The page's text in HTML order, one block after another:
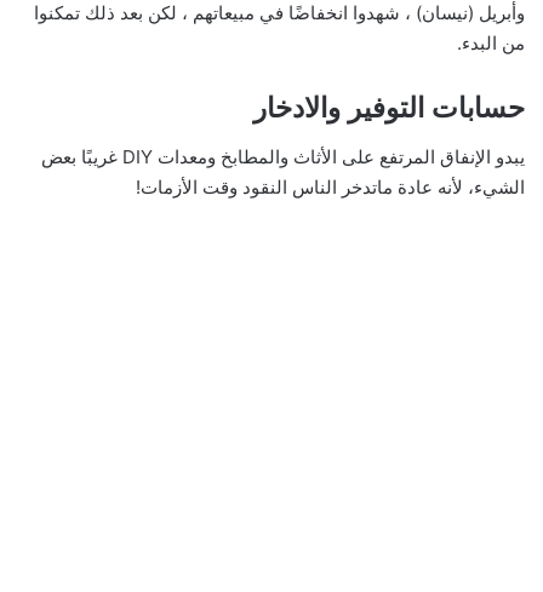
وأبريل (نيسان) ، شهدوا انخفاضًا في مبيعاتهم ، لكن بعد ذلك تمكنوا
من البدء.
حسابات التوفير والادخار
يبدو الإنفاق المرتفع على الأثاث والمطابخ ومعدات DIY غريبًا بعض
الشيء، لأنه عادة ماتدخر الناس النقود وقت الأزمات!